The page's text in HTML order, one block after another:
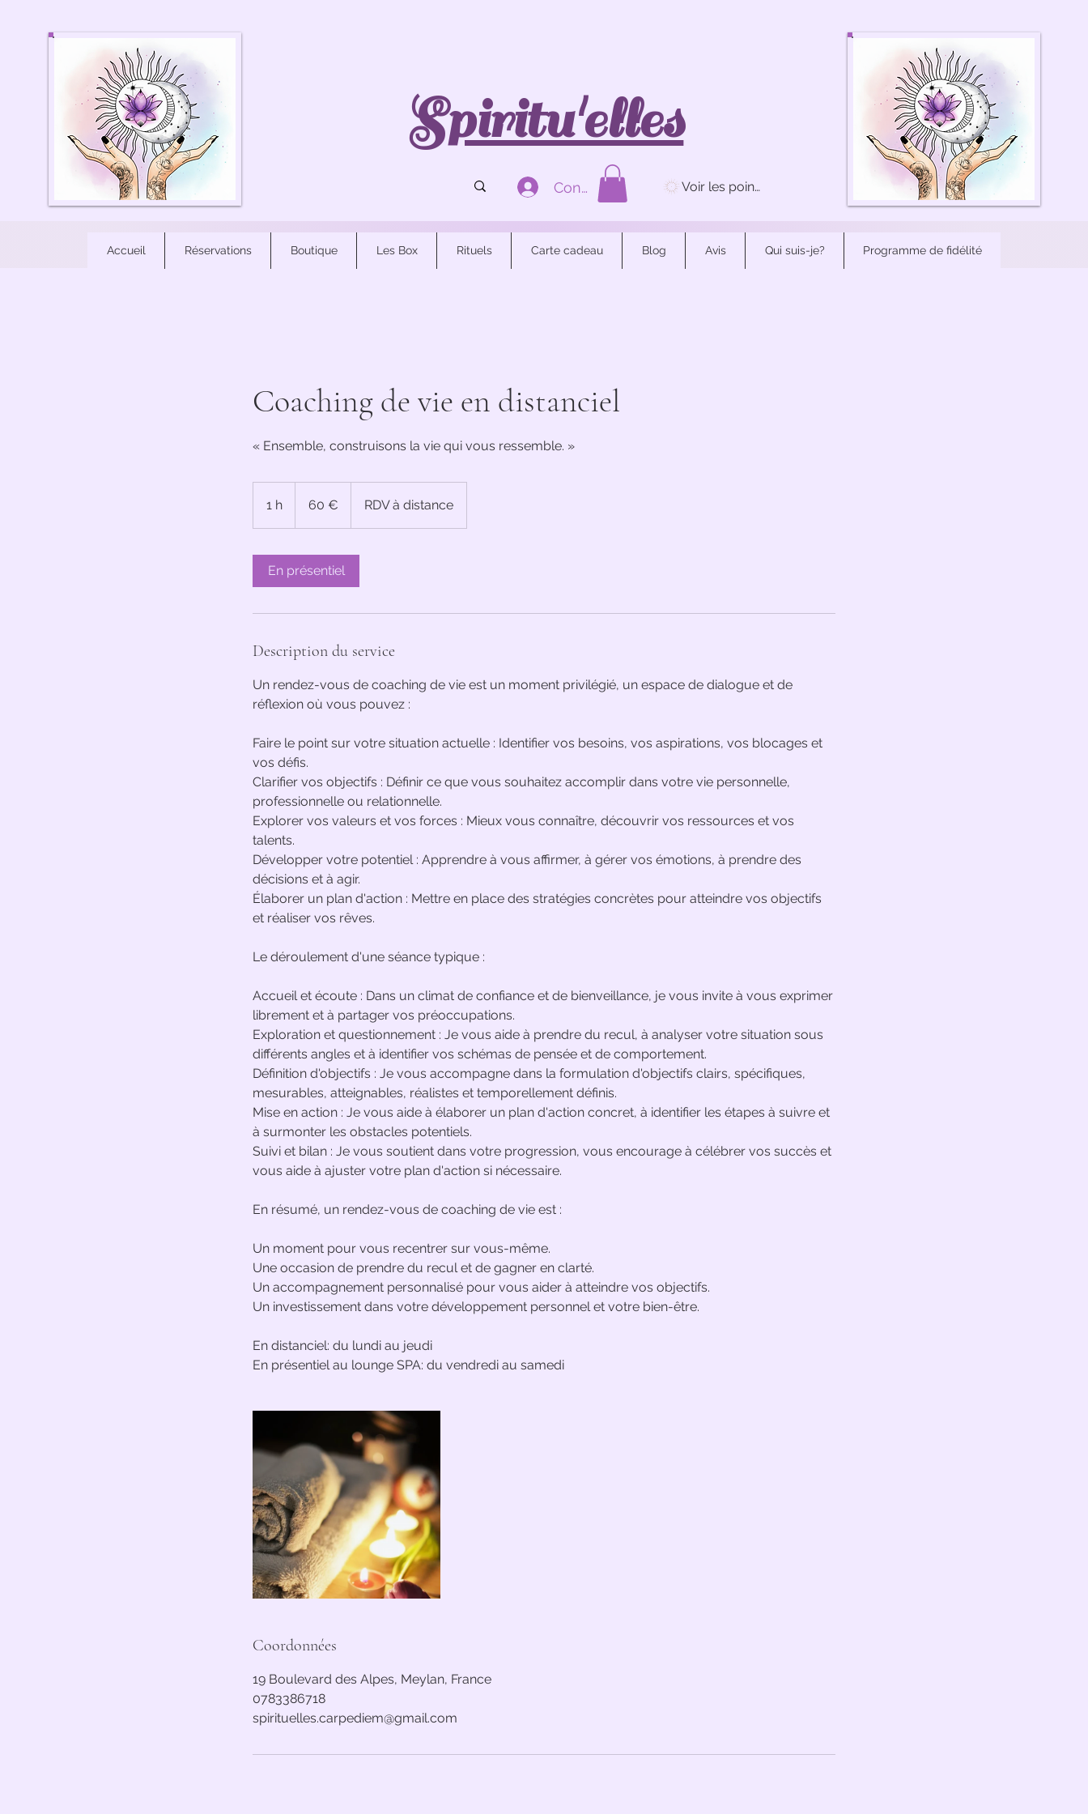
Spiritu'elles
Connexion Voir les points
Accueil Réservations Boutique Les Box Rituels Carte cadeau Blog Avis Qui suis-je? Programme de fidélité
Coaching de vie en distanciel
« Ensemble, construisons la vie qui vous ressemble. »
1 h 60 € RDV à distance
En présentiel
Description du service
Un rendez-vous de coaching de vie est un moment privilégié, un espace de dialogue et de
réflexion où vous pouvez :
Faire le point sur votre situation actuelle : Identifier vos besoins, vos aspirations, vos blocages et
vos défis.
Clarifier vos objectifs : Définir ce que vous souhaitez accomplir dans votre vie personnelle,
professionnelle ou relationnelle.
Explorer vos valeurs et vos forces : Mieux vous connaître, découvrir vos ressources et vos
talents.
Développer votre potentiel : Apprendre à vous affirmer, à gérer vos émotions, à prendre des
décisions et à agir.
Élaborer un plan d'action : Mettre en place des stratégies concrètes pour atteindre vos objectifs
et réaliser vos rêves.
Le déroulement d'une séance typique :
Accueil et écoute : Dans un climat de confiance et de bienveillance, je vous invite à vous exprimer
librement et à partager vos préoccupations.
Exploration et questionnement : Je vous aide à prendre du recul, à analyser votre situation sous
différents angles et à identifier vos schémas de pensée et de comportement.
Définition d'objectifs : Je vous accompagne dans la formulation d'objectifs clairs, spécifiques,
mesurables, atteignables, réalistes et temporellement définis.
Mise en action : Je vous aide à élaborer un plan d'action concret, à identifier les étapes à suivre et
à surmonter les obstacles potentiels.
Suivi et bilan : Je vous soutient dans votre progression, vous encourage à célébrer vos succès et
vous aide à ajuster votre plan d'action si nécessaire.
En résumé, un rendez-vous de coaching de vie est :
Un moment pour vous recentrer sur vous-même.
Une occasion de prendre du recul et de gagner en clarté.
Un accompagnement personnalisé pour vous aider à atteindre vos objectifs.
Un investissement dans votre développement personnel et votre bien-être.
En distanciel: du lundi au jeudi
En présentiel au lounge SPA: du vendredi au samedi
Coordonnées
19 Boulevard des Alpes, Meylan, France
0783386718
spirituelles.carpediem@gmail.com